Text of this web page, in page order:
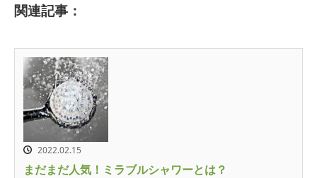
関連記事：
2022.02.15
まだまだ人気！ミラブルシャワーとは？